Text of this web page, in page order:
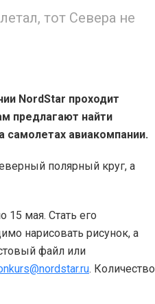
тот Севера не
NordStar проходит
предлагают найти
самолетах авиакомпании.
полярный круг, а
15 мая. Стать его
нарисовать рисунок, а
файл или
. Количество